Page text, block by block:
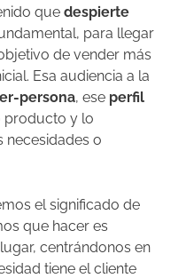
que despierte
para llegar
de vender más
Esa audiencia a la
persona, ese perfil
producto y lo
necesidades o
el significado de
que hacer es
centrándonos en
tiene el cliente